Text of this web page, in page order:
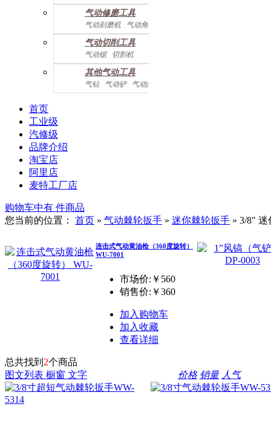
气动抛光机 胎磨/除胶机
气动修磨工具
气动刻磨机 气动角磨机
气动切削工具
气动锯 切割机
气动曲线剪
其他气动工具
气钻 气动铲 气动除锈机
气动拉钉机 气动喷漆枪
首页
工业级
汽修级
品牌介绍
淘宝店
阿里店
麦特工厂店
购物车中有 件商品
您当前的位置： 首页 » 气动棘轮扳手 » 迷你棘轮扳手 » 3/8" 迷
连击式气动黄油枪（360度旋转）
WU-7001
市场价:￥560
销售价: ￥360
加入购物车
加入收藏
查看详细
总共找到 2个商品
图文列表 橱窗 文字 价格 销量 人气